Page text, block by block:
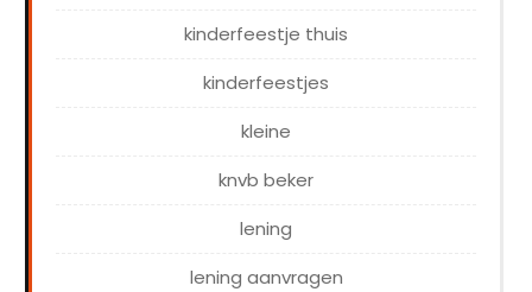
kinderfeestje thuis
kinderfeestjes
kleine
knvb beker
lening
lening aanvragen